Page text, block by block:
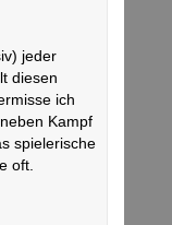
jeder
diesen
ich
Kampf
spielerische
oft.